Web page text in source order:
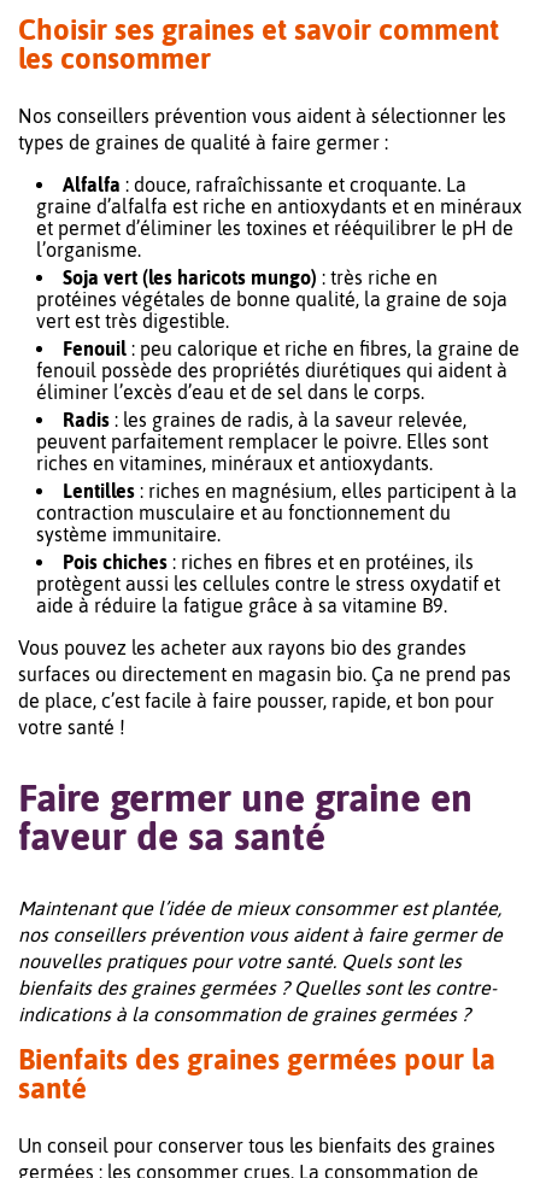
Choisir ses graines et savoir comment
les consommer
Nos conseillers prévention vous aident à sélectionner les
types de graines de qualité à faire germer :
Alfalfa : douce, rafraîchissante et croquante. La
graine d’alfalfa est riche en antioxydants et en minéraux
et permet d’éliminer les toxines et rééquilibrer le pH de
l’organisme.
Soja vert (les haricots mungo) : très riche en
protéines végétales de bonne qualité, la graine de soja
vert est très digestible.
Fenouil : peu calorique et riche en fibres, la graine de
fenouil possède des propriétés diurétiques qui aident à
éliminer l’excès d’eau et de sel dans le corps.
Radis : les graines de radis, à la saveur relevée,
peuvent parfaitement remplacer le poivre. Elles sont
riches en vitamines, minéraux et antioxydants.
Lentilles : riches en magnésium, elles participent à la
contraction musculaire et au fonctionnement du
système immunitaire.
Pois chiches : riches en fibres et en protéines, ils
protègent aussi les cellules contre le stress oxydatif et
aide à réduire la fatigue grâce à sa vitamine B9.
Vous pouvez les acheter aux rayons bio des grandes
surfaces ou directement en magasin bio. Ça ne prend pas
de place, c’est facile à faire pousser, rapide, et bon pour
votre santé !
Faire germer une graine en
faveur de sa santé
Maintenant que l’idée de mieux consommer est plantée,
nos conseillers prévention vous aident à faire germer de
nouvelles pratiques pour votre santé. Quels sont les
bienfaits des graines germées ? Quelles sont les contre-
indications à la consommation de graines germées ?
Bienfaits des graines germées pour la
santé
Un conseil pour conserver tous les bienfaits des graines
germées : les consommer crues. La consommation de